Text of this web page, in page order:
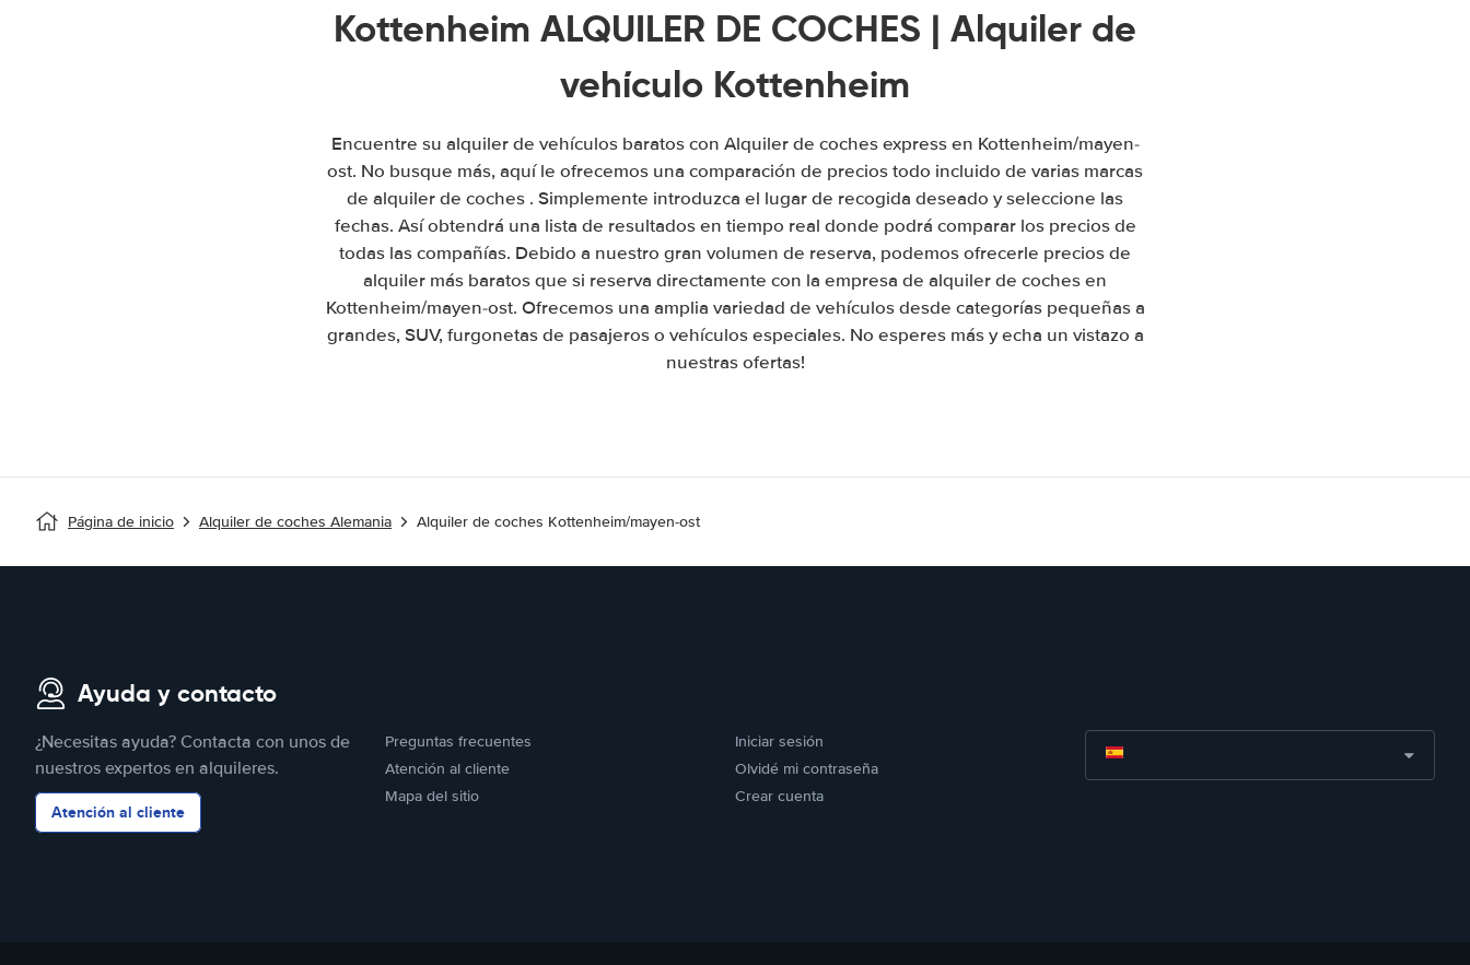
Kottenheim ALQUILER DE COCHES | Alquiler de
vehículo Kottenheim
Encuentre su alquiler de vehículos baratos con Alquiler de coches express en Kottenheim/mayen-
ost. No busque más, aquí le ofrecemos una comparación de precios todo incluido de varias marcas
de alquiler de coches . Simplemente introduzca el lugar de recogida deseado y seleccione las
fechas. Así obtendrá una lista de resultados en tiempo real donde podrá comparar los precios de
todas las compañías. Debido a nuestro gran volumen de reserva, podemos ofrecerle precios de
alquiler más baratos que si reserva directamente con la empresa de alquiler de coches en
Kottenheim/mayen-ost. Ofrecemos una amplia variedad de vehículos desde categorías pequeñas a
grandes, SUV, furgonetas de pasajeros o vehículos especiales. No esperes más y echa un vistazo a
nuestras ofertas!
Página de inicio Alquiler de coches Alemania Alquiler de coches Kottenheim/mayen-ost
Ayuda y contacto
¿Necesitas ayuda? Contacta con unos de
nuestros expertos en alquileres.
Atención al cliente
Preguntas frecuentes
Atención al cliente
Mapa del sitio
Iniciar sesión
Olvidé mi contraseña
Crear cuenta